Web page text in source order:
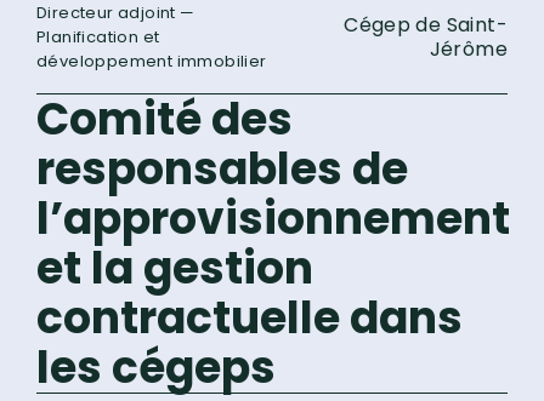
Directeur adjoint —
Planification et
développement immobilier
Cégep de Saint-
Jérôme
Comité des
responsables de
l’approvisionnement
et la gestion
contractuelle dans
les cégeps